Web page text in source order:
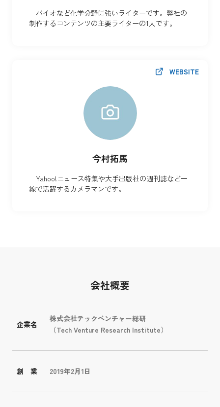
バイオなど化学分野に強いライターです。弊社の
制作するコンテンツの主要ライターの1人です。
WEBSITE
今村拓馬
Yahoo!ニュース特集や大手出版社の週刊誌など一
線で活躍するカメラマンです。
会社概要
企業名
株式会社テックベンチャー総研
（Tech Venture Research Institute）
創 業 2019年2月1日